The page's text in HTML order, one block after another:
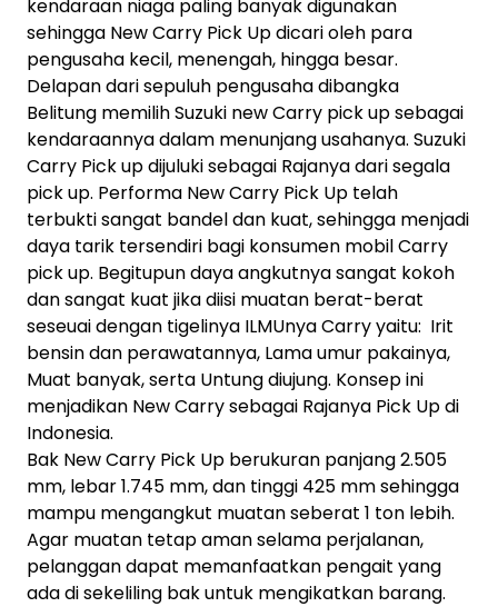
kendaraan niaga paling banyak digunakan
sehingga New Carry Pick Up dicari oleh para
pengusaha kecil, menengah, hingga besar.
Delapan dari sepuluh pengusaha dibangka
Belitung memilih Suzuki new Carry pick up sebagai
kendaraannya dalam menunjang usahanya. Suzuki
Carry Pick up dijuluki sebagai Rajanya dari segala
pick up. Performa New Carry Pick Up telah
terbukti sangat bandel dan kuat, sehingga menjadi
daya tarik tersendiri bagi konsumen mobil Carry
pick up. Begitupun daya angkutnya sangat kokoh
dan sangat kuat jika diisi muatan berat-berat
seseuai dengan tigelinya ILMUnya Carry yaitu: Irit
bensin dan perawatannya, Lama umur pakainya,
Muat banyak, serta Untung diujung. Konsep ini
menjadikan New Carry sebagai Rajanya Pick Up di
Indonesia.
Bak New Carry Pick Up berukuran panjang 2.505
mm, lebar 1.745 mm, dan tinggi 425 mm sehingga
mampu mengangkut muatan seberat 1 ton lebih.
Agar muatan tetap aman selama perjalanan,
pelanggan dapat memanfaatkan pengait yang
ada di sekeliling bak untuk mengikatkan barang.